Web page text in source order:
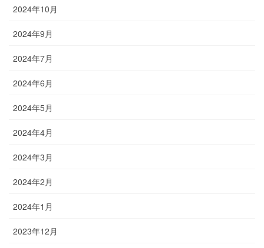
2024年10月
2024年9月
2024年7月
2024年6月
2024年5月
2024年4月
2024年3月
2024年2月
2024年1月
2023年12月